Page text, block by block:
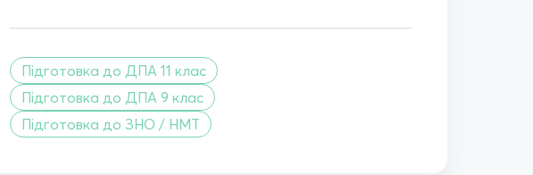
Підготовка до ДПА 11 клас
Підготовка до ДПА 9 клас
Підготовка до ЗНО / НМТ